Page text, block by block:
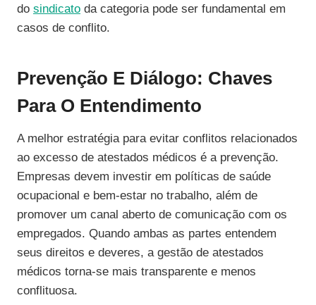
do sindicato da categoria pode ser fundamental em
casos de conflito.
Prevenção E Diálogo: Chaves
Para O Entendimento
A melhor estratégia para evitar conflitos relacionados
ao excesso de atestados médicos é a prevenção.
Empresas devem investir em políticas de saúde
ocupacional e bem-estar no trabalho, além de
promover um canal aberto de comunicação com os
empregados. Quando ambas as partes entendem
seus direitos e deveres, a gestão de atestados
médicos torna-se mais transparente e menos
conflituosa.